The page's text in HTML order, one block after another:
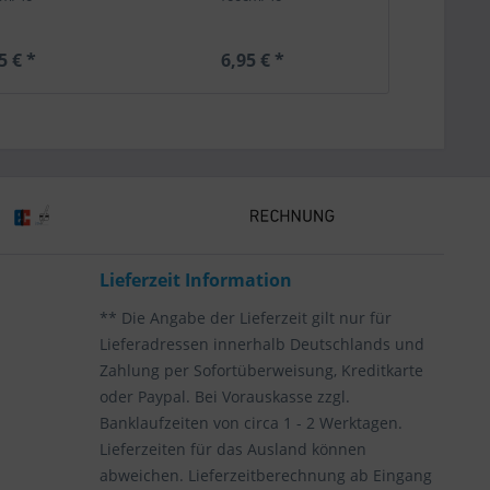
€ * 6,95 € *
Lieferzeit Information
** Die Angabe der Lieferzeit gilt nur für
Lieferadressen innerhalb Deutschlands und
Zahlung per Sofortüberweisung, Kreditkarte
oder Paypal. Bei Vorauskasse zzgl.
Banklaufzeiten von circa 1 - 2 Werktagen.
Lieferzeiten für das Ausland können
abweichen. Lieferzeitberechnung ab Eingang